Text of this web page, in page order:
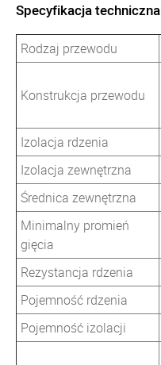
Specyfikacja techniczna
Rodzaj przewodu
Konstrukcja przewodu
Izolacja rdzenia
Izolacja zewnętrzna
Średnica zewnętrzna
Minimalny promień
gięcia
Rezystancja rdzenia
Pojemność rdzenia
Pojemność izolacji